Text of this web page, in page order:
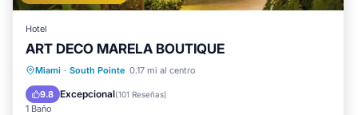
Hotel
ART DECO MARELA BOUTIQUE
Miami · South Pointe 0.17 mi al centro
9.8 Excepcional(101 Reseñas)
1 Baño
Vista al mar
Vistas
Aire acondicionado